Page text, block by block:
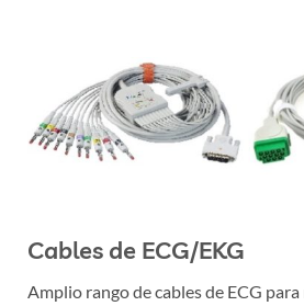
Cables de ECG/EKG
Amplio rango de cables de ECG